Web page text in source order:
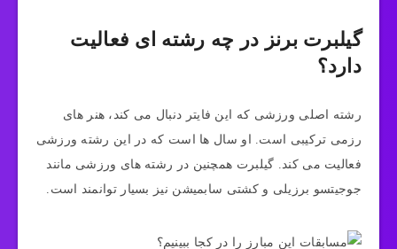
گیلبرت برنز در چه رشته ای فعالیت
دارد؟
رشته اصلی ورزشی که این فایتر دنبال می کند، هنر های
رزمی ترکیبی است. او سال ها است که در این رشته ورزشی
فعالیت می کند. گیلبرت همچنین در رشته های ورزشی مانند
جوجیتسو برزیلی و کشتی سابمیشن نیز بسیار توانمند است.